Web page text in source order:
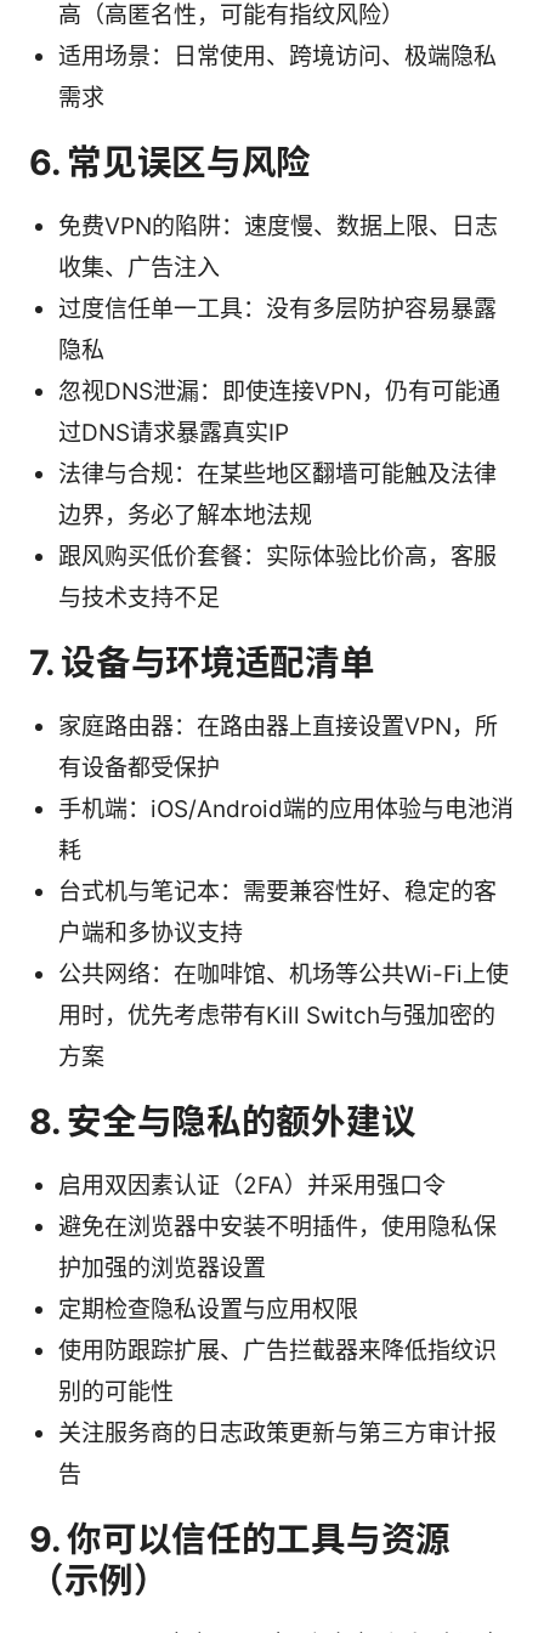
高（高匿名性，可能有指纹风险）
适用场景：日常使用、跨境访问、极端隐私
需求
6. 常见误区与风险
免费VPN的陷阱：速度慢、数据上限、日志
收集、广告注入
过度信任单一工具：没有多层防护容易暴露
隐私
忽视DNS泄漏：即使连接VPN，仍有可能通
过DNS请求暴露真实IP
法律与合规：在某些地区翻墙可能触及法律
边界，务必了解本地法规
跟风购买低价套餐：实际体验比价高，客服
与技术支持不足
7. 设备与环境适配清单
家庭路由器：在路由器上直接设置VPN，所
有设备都受保护
手机端：iOS/Android端的应用体验与电池消
耗
台式机与笔记本：需要兼容性好、稳定的客
户端和多协议支持
公共网络：在咖啡馆、机场等公共Wi-Fi上使
用时，优先考虑带有Kill Switch与强加密的
方案
8. 安全与隐私的额外建议
启用双因素认证（2FA）并采用强口令
避免在浏览器中安装不明插件，使用隐私保
护加强的浏览器设置
定期检查隐私设置与应用权限
使用防跟踪扩展、广告拦截器来降低指纹识
别的可能性
关注服务商的日志政策更新与第三方审计报
告
9. 你可以信任的工具与资源
（示例）